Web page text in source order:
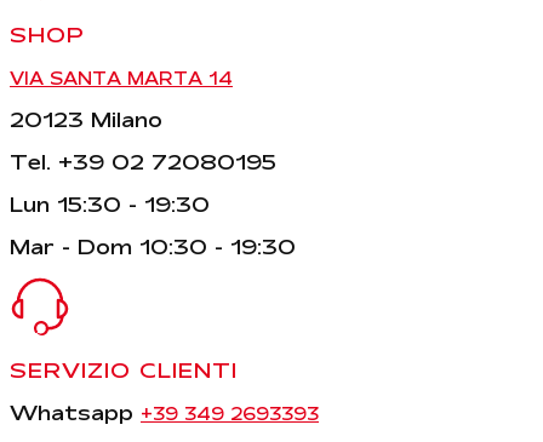
SHOP
VIA SANTA MARTA 14
20123 Milano
Tel. +39 02 72080195
Lun 15:30 - 19:30
Mar - Dom 10:30 - 19:30
SERVIZIO CLIENTI
Whatsapp +39 349 2693393